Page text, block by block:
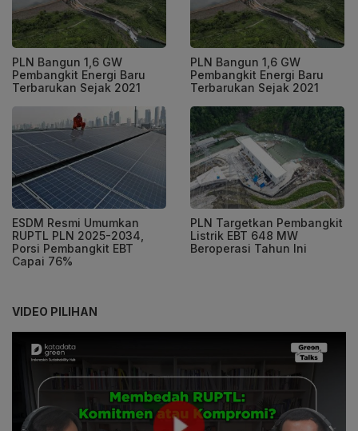
PLN Bangun 1,6 GW
Pembangkit Energi Baru
Terbarukan Sejak 2021
PLN Bangun 1,6 GW
Pembangkit Energi Baru
Terbarukan Sejak 2021
ESDM Resmi Umumkan
RUPTL PLN 2025-2034,
Porsi Pembangkit EBT
Capai 76%
PLN Targetkan Pembangkit
Listrik EBT 648 MW
Beroperasi Tahun Ini
VIDEO PILIHAN